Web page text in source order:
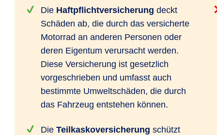
Die Haftpflichtversicherung deckt
Schäden ab, die durch das versicherte
Motorrad an anderen Personen oder
deren Eigentum verursacht werden.
Diese Versicherung ist gesetzlich
vorgeschrieben und umfasst auch
bestimmte Umweltschäden, die durch
das Fahrzeug entstehen können.
Die Teilkaskoversicherung schützt